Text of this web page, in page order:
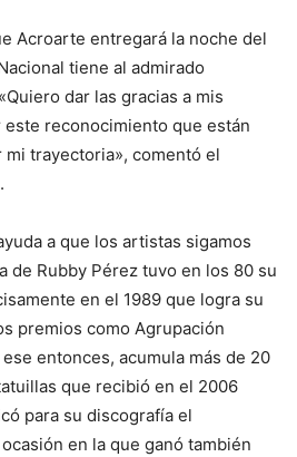
Acroarte entregará la noche del
tiene al admirado
dar las gracias a mis
reconocimiento que están
trayectoria», comentó el
a que los artistas sigamos
de Rubby Pérez tuvo en los 80 su
en el 1989 que logra su
premios como Agrupación
entonces, acumula más de 20
que recibió en el 2006
para su discografía el
ocasión en la que ganó también